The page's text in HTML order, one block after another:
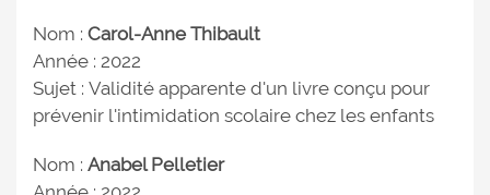
Nom : Carol-Anne Thibault
Année : 2022
Sujet : Validité apparente d'un livre conçu pour
prévenir l'intimidation scolaire chez les enfants
Nom : Anabel Pelletier